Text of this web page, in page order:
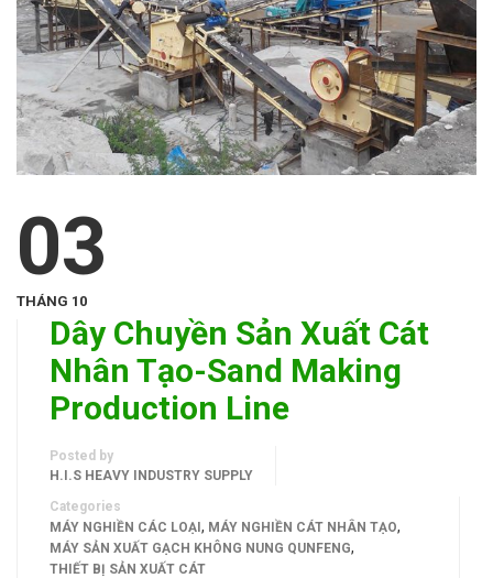
03
THÁNG 10
Dây Chuyền Sản Xuất Cát
Nhân Tạo-Sand Making
Production Line
Posted by
H.I.S HEAVY INDUSTRY SUPPLY
Categories
MÁY NGHIỀN CÁC LOẠI, MÁY NGHIỀN CÁT NHÂN TẠO,
MÁY SẢN XUẤT GẠCH KHÔNG NUNG QUNFENG,
THIẾT BỊ SẢN XUẤT CÁT